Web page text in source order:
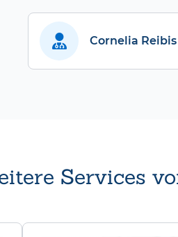
Cornelia Reibis
Services